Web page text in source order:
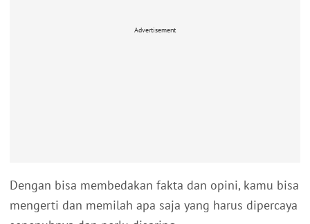
Advertisement
Dengan bisa membedakan fakta dan opini, kamu bisa
mengerti dan memilah apa saja yang harus dipercaya